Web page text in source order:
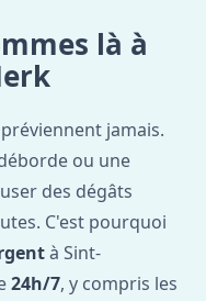
là à
jamais.
ou une
des dégâts
C'est pourquoi
à Sint-
24h/7, y compris les